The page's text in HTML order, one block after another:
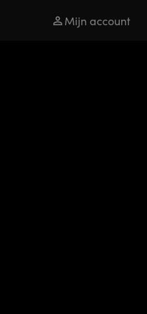
Mijn account